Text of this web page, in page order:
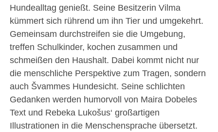
Hundealltag genießt. Seine Besitzerin Vilma
kümmert sich rührend um ihn Tier und umgekehrt.
Gemeinsam durchstreifen sie die Umgebung,
treffen Schulkinder, kochen zusammen und
schmeißen den Haushalt. Dabei kommt nicht nur
die menschliche Perspektive zum Tragen, sondern
auch Švammes Hundesicht. Seine schlichten
Gedanken werden humorvoll von Maira Dobeles
Text und Rebeka Lukošus‘ großartigen
Illustrationen in die Menschensprache übersetzt.